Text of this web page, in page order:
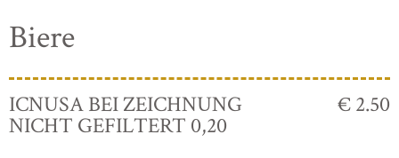
Biere
ICNUSA BEI ZEICHNUNG
NICHT GEFILTERT 0,20
€ 2.50